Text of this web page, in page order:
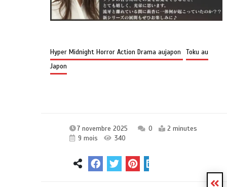
Hyper Midnight Horror Action Drama aujapon
Toku au
Japon
7 novembre 2025 0
2 minutes
9 mois
340